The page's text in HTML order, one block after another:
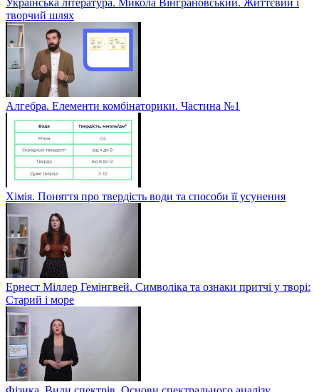
творчий шлях
Алгебра. Елементи комбінаторики. Частина №1
Хімія. Поняття про твердість води та способи її усунення
Ернест Міллер Гемінгвей. Символіка та ознаки притчі у творі:
Старий і море